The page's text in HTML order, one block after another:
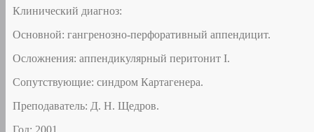
Клинический диагноз:
Основной: гангренозно-перфоративный аппендицит.
Осложнения: аппендикулярный перитонит I.
Сопутствующие: синдром Картагенера.
Преподаватель: Д. Н. Щедров.